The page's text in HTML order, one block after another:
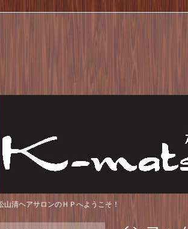
山清ヘアサロンのＨＰへようこそ！